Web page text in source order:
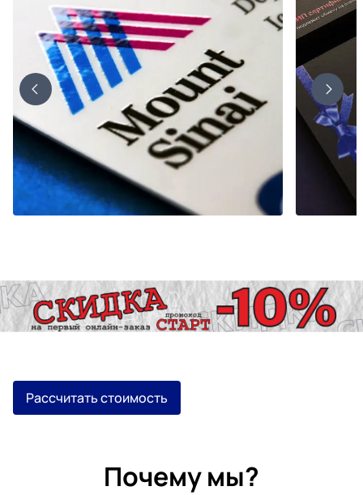
Рассчитать стоимость
Почему мы?